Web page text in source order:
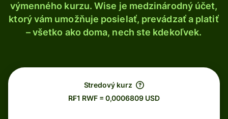
výmenného kurzu. Wise je medzinárodný účet,
ktorý vám umožňuje posielať, prevádzať a platiť
– všetko ako doma, nech ste kdekoľvek.
Stredový kurz
R₣1 RWF = 0,0006809 USD